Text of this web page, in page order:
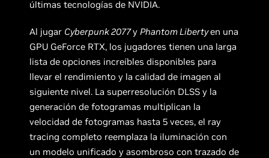
últimas tecnologías de NVIDIA.
Al jugar Cyberpunk 2077y Phantom Libertyen una
GPU GeForce RTX, los jugadores tienen una larga
lista de opciones increíbles disponibles para
llevar el rendimiento y la calidad de imagen al
siguiente nivel. La superresolución DLSS y la
generación de fotogramas multiplican la
velocidad de fotogramas hasta 5 veces, el ray
tracing completo reemplaza la iluminación con
un modelo unificado y asombroso con trazado de